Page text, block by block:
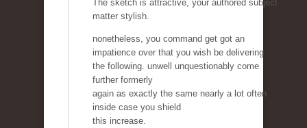
The sketch is attractive, your authored subject
matter stylish.
nonetheless, you command get got an
impatience over that you wish be delivering
the following. unwell unquestionably come
further formerly
again as exactly the same nearly a lot often
inside case you shield
this increase.